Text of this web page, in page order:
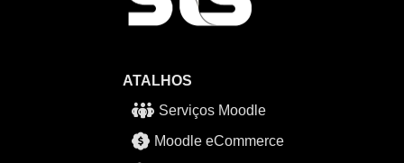
ATALHOS
Serviços Moodle
Moodle eCommerce